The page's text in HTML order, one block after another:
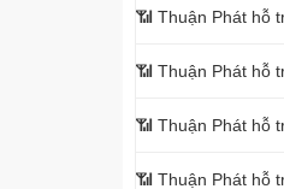
📶 Thuận Phát hỗ
📶 Thuận Phát hỗ
📶 Thuận Phát hỗ
📶 Thuận Phát hỗ